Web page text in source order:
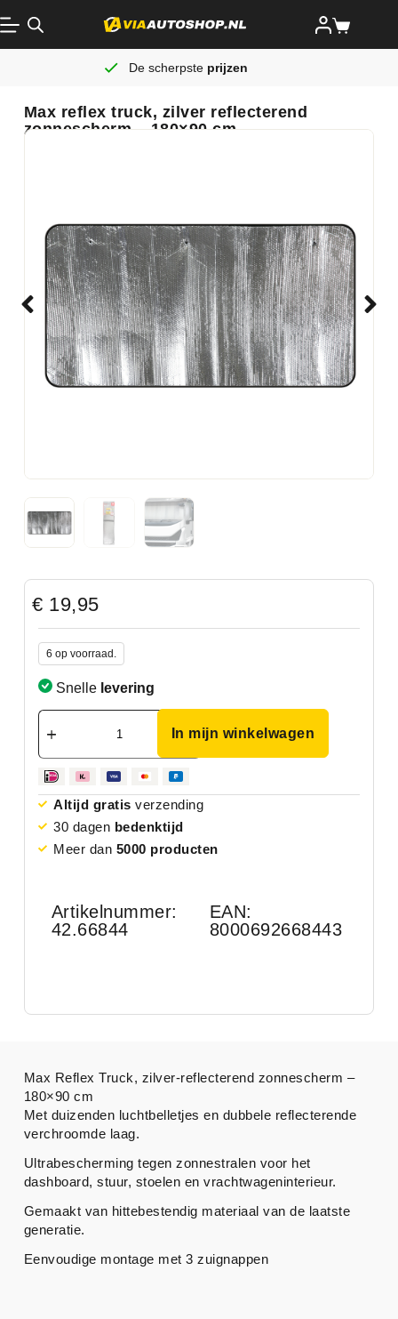
De scherpste prijzen
Max reflex truck, zilver reflecterend
zonnescherm – 180×90 cm
€ 19,95
6 op voorraad.
Snelle levering
In mijn winkelwagen
Altijd gratis verzending
30 dagen bedenktijd
Meer dan 5000 producten
Artikelnummer:
42.66844
EAN:
8000692668443
Max Reflex Truck, zilver-reflecterend zonnescherm –
180×90 cm
Met duizenden luchtbelletjes en dubbele reflecterende
verchroomde laag.
Ultrabescherming tegen zonnestralen voor het
dashboard, stuur, stoelen en vrachtwageninterieur.
Gemaakt van hittebestendig materiaal van de laatste
generatie.
Eenvoudige montage met 3 zuignappen